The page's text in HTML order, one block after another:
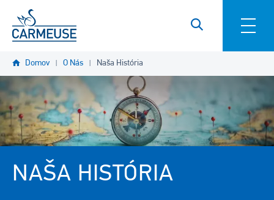
Skočiť na hlavný obsah
Domov O Nás Naša História
NAŠA HISTÓRIA